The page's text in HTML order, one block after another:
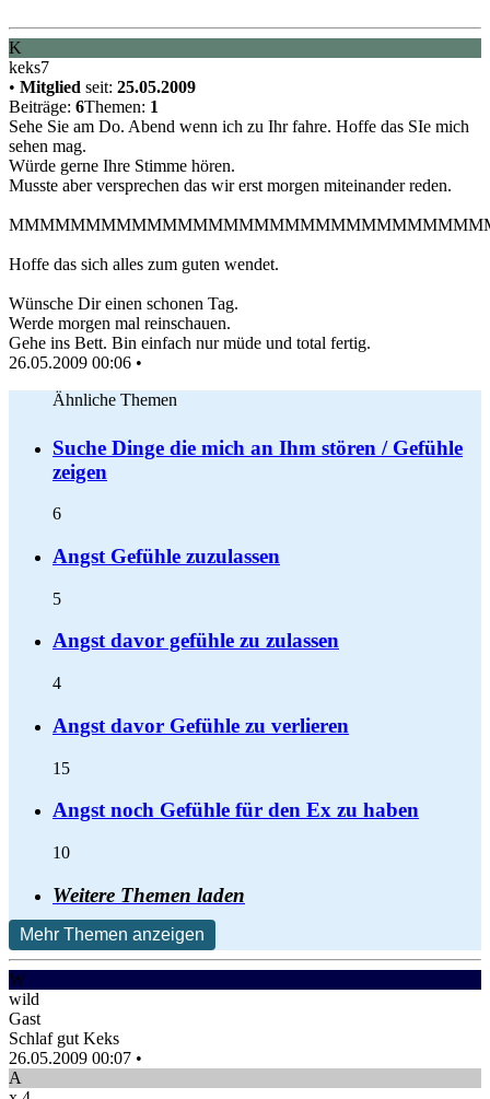
K
keks7
• Mitglied seit: 25.05.2009
Beiträge: 6Themen: 1
Sehe Sie am Do. Abend wenn ich zu Ihr fahre. Hoffe das SIe mich
sehen mag.
Würde gerne Ihre Stimme hören.
Musste aber versprechen das wir erst morgen miteinander reden.
Hoffe das sich alles zum guten wendet.
Wünsche Dir einen schonen Tag.
Werde morgen mal reinschauen.
Gehe ins Bett. Bin einfach nur müde und total fertig.
26.05.2009 00:06 •
Ähnliche Themen
Suche Dinge die mich an Ihm stören / Gefühle
zeigen
6
Angst Gefühle zuzulassen
5
Angst davor gefühle zu zulassen
4
Angst davor Gefühle zu verlieren
15
Angst noch Gefühle für den Ex zu haben
10
Weitere Themen laden
Mehr Themen anzeigen
W
wild
Gast
Schlaf gut Keks
26.05.2009 00:07 •
A